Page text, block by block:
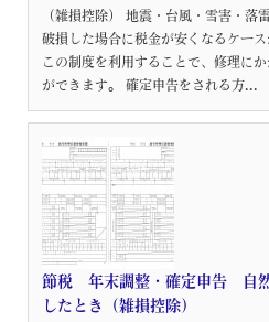
（雑損控除） 地震・台風・雪害・落
破損した場合に税金が安くなるケー
この制度を利用することで、修理に
ができます。 確定申告をされる方...
節税 年末調整・確定申告 自
したとき（雑損控除）